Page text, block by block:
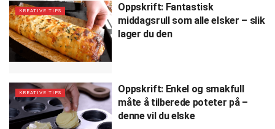
KREATIVE TIPS
Oppskrift: Fantastisk
middagsrull som alle elsker – slik
lager du den
KREATIVE TIPS
Oppskrift: Enkel og smakfull
måte å tilberede poteter på –
denne vil du elske